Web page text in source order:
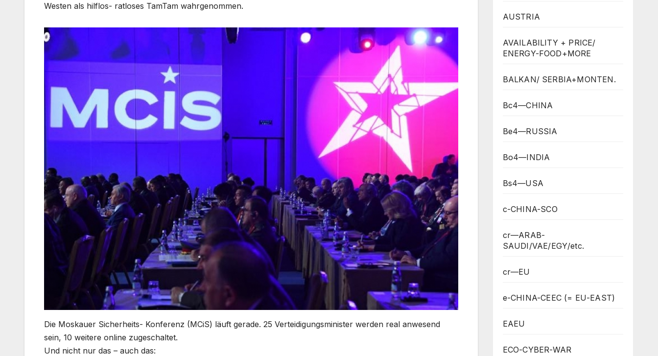
Westen als hilflos- ratloses TamTam wahrgenommen.
Die Moskauer Sicherheits- Konferenz (MCiS) läuft gerade. 25 Verteidigungsminister werden real anwesend
sein, 10 weitere online zugeschaltet.
Und nicht nur das – auch das:
AUSTRIA
AVAILABILITY + PRICE/
ENERGY-FOOD+MORE
BALKAN/ SERBIA+MONTEN.
Bc4—CHINA
Be4—RUSSIA
Bo4—INDIA
Bs4—USA
c-CHINA-SCO
cr—ARAB-
SAUDI/VAE/EGY/etc.
cr—EU
e-CHINA-CEEC (= EU-EAST)
EAEU
ECO-CYBER-WAR